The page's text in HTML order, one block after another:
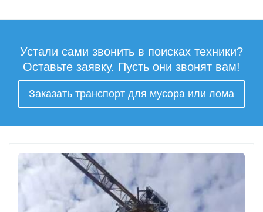
Устали сами звонить в поисках техники?
Оставьте заявку. Пусть они звонят вам!
Заказать транспорт для мусора или лома